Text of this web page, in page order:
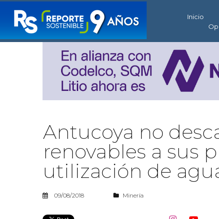
Inicio
Antucoya no
renovables a sus
utilización de
09/08/2018 Minería